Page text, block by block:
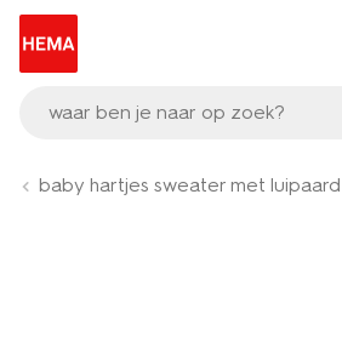
waar ben je naar op zoek?
baby hartjes sweater met